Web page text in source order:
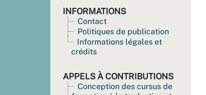
INFORMATIONS
Contact
Politiques de publication
Informations légales et
crédits
APPELS À CONTRIBUTIONS
Conception des cursus de